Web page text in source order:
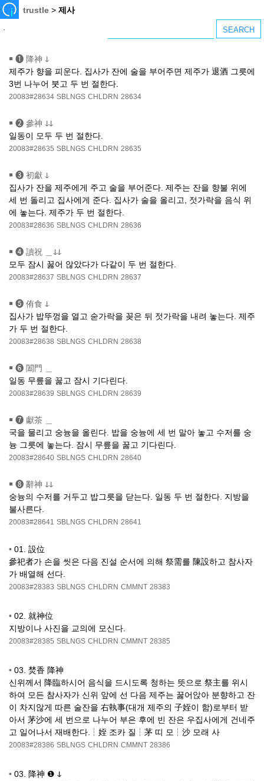
trustle >제사
￭ ❶ 降神 ↆ
제주가 향을 피운다. 집사가 잔에 술을 부어주면 제주가 退酒 그릇에
3번 나누어 붓고 두 번 절한다.
20083#28634 SBLNGS CHLDRN 28634
￭ ❷ 參神 ↆↆ
일동이 모두 두 번 절한다.
20083#28635 SBLNGS CHLDRN 28635
￭ ❸ 初獻 ↆ
집사가 잔을 제주에게 주고 술을 부어준다. 제주는 잔을 향불 위에
세 번 돌리고 집사에게 준다. 집사가 술을 올리고, 젓가락을 음식 위
에 놓는다. 제주가 두 번 절한다.
20083#28636 SBLNGS CHLDRN 28636
￭ ❹ 讀祝 ＿ↆↆ
모두 잠시 꿇어 않았다가 다같이 두 번 절한다.
20083#28637 SBLNGS CHLDRN 28637
￭ ❺ 侑食 ↆ
집사가 밥뚜껑을 열고 숟가락을 꽂은 뒤 젓가락을 내려 놓는다. 제주
가 두 번 절한다.
20083#28638 SBLNGS CHLDRN 28638
￭ ❻ 闔門 ＿
일동 무릎을 꿇고 잠시 기다린다.
20083#28639 SBLNGS CHLDRN 28639
￭ ❼ 獻茶 ＿
국을 물리고 숭늉을 올린다. 밥을 숭늉에 세 번 말아 놓고 수저를 숭
늉 그릇에 놓는다. 잠시 무릎을 꿇고 기다린다.
20083#28640 SBLNGS CHLDRN 28640
￭ ❽ 辭神 ↆↆ
숭늉의 수저를 거두고 밥그릇을 닫는다. 일동 두 번 절한다. 지방을
불사른다.
20083#28641 SBLNGS CHLDRN 28641
• 01. 設位
參祀者가 손을 씻은 다음 진설 순서에 의해 祭需를 陳設하고 참사자
가 배열해 선다.
20083#28383 SBLNGS CHLDRN CMMNT 28383
• 02. 就神位
지방이나 사진을 교의에 모신다.
20083#28385 SBLNGS CHLDRN CMMNT 28385
• 03. 焚香 降神
신위께서 降臨하시어 음식을 드시도록 청하는 뜻으로 祭主를 위시
하여 모든 참사자가 신위 앞에 선 다음 제주는 꿇어앉아 분향하고 잔
이 차지않게 따른 술잔을 右執事(대개 제주의 子姪이 함)로부터 받
아서 茅沙에 세 번으로 나누어 부은 후에 빈 잔은 우집사에게 건네주
고 일어나서 재배한다.┆姪 조카 질┆茅 띠 모┆沙 모래 사
20083#28386 SBLNGS CHLDRN CMMNT 28386
• 03. 降神 ❶ ↆ